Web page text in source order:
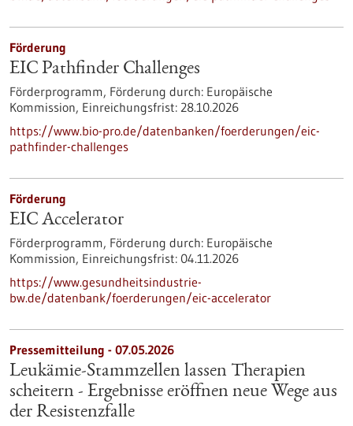
Förderung
EIC Pathfinder Challenges
Förderprogramm, Förderung durch: Europäische
Kommission, Einreichungsfrist: 28.10.2026
https://www.bio-pro.de/datenbanken/foerderungen/eic-
pathfinder-challenges
Förderung
EIC Accelerator
Förderprogramm, Förderung durch: Europäische
Kommission, Einreichungsfrist: 04.11.2026
https://www.gesundheitsindustrie-
bw.de/datenbank/foerderungen/eic-accelerator
Pressemitteilung - 07.05.2026
Leukämie-Stammzellen lassen Therapien
scheitern - Ergebnisse eröffnen neue Wege aus
der Resistenzfalle